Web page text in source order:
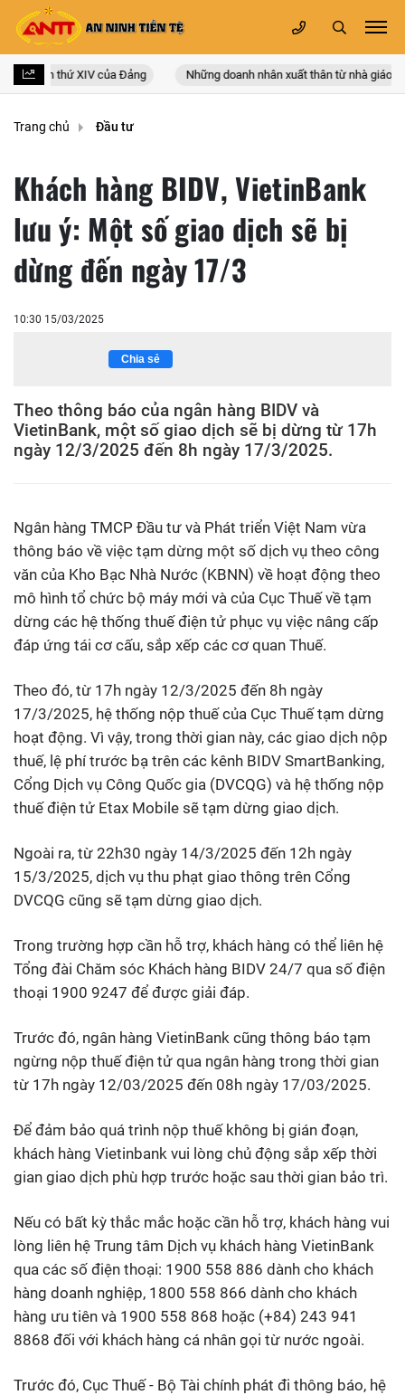
lần thứ XIV của Đảng Những doanh nhân xuất thân từ nhà giáo
Trang chủ Đầu tư
Khách hàng BIDV, VietinBank
lưu ý: Một số giao dịch sẽ bị
dừng đến ngày 17/3
10:30 15/03/2025
Chia sẻ
Theo thông báo của ngân hàng BIDV và
VietinBank, một số giao dịch sẽ bị dừng từ 17h
ngày 12/3/2025 đến 8h ngày 17/3/2025.
Ngân hàng TMCP Đầu tư và Phát triển Việt Nam vừa
thông báo về việc tạm dừng một số dịch vụ theo công
văn của Kho Bạc Nhà Nước (KBNN) về hoạt động theo
mô hình tổ chức bộ máy mới và của Cục Thuế về tạm
dừng các hệ thống thuế điện tử phục vụ việc nâng cấp
đáp ứng tái cơ cấu, sắp xếp các cơ quan Thuế.
Theo đó, từ 17h ngày 12/3/2025 đến 8h ngày
17/3/2025, hệ thống nộp thuế của Cục Thuế tạm dừng
hoạt động. Vì vậy, trong thời gian này, các giao dịch nộp
thuế, lệ phí trước bạ trên các kênh BIDV SmartBanking,
Cổng Dịch vụ Công Quốc gia (DVCQG) và hệ thống nộp
thuế điện tử Etax Mobile sẽ tạm dừng giao dịch.
Ngoài ra, từ 22h30 ngày 14/3/2025 đến 12h ngày
15/3/2025, dịch vụ thu phạt giao thông trên Cổng
DVCQG cũng sẽ tạm dừng giao dịch.
Trong trường hợp cần hỗ trợ, khách hàng có thể liên hệ
Tổng đài Chăm sóc Khách hàng BIDV 24/7 qua số điện
thoại 1900 9247 để được giải đáp.
Trước đó, ngân hàng VietinBank cũng thông báo tạm
ngừng nộp thuế điện tử qua ngân hàng trong thời gian
từ 17h ngày 12/03/2025 đến 08h ngày 17/03/2025.
Để đảm bảo quá trình nộp thuế không bị gián đoạn,
khách hàng Vietinbank vui lòng chủ động sắp xếp thời
gian giao dịch phù hợp trước hoặc sau thời gian bảo trì.
Nếu có bất kỳ thắc mắc hoặc cần hỗ trợ, khách hàng vui
lòng liên hệ Trung tâm Dịch vụ khách hàng VietinBank
qua các số điện thoại: 1900 558 886 dành cho khách
hàng doanh nghiệp, 1800 558 866 dành cho khách
hàng ưu tiên và 1900 558 868 hoặc (+84) 243 941
8868 đối với khách hàng cá nhân gọi từ nước ngoài.
Trước đó, Cục Thuế - Bộ Tài chính phát đi thông báo, hệ